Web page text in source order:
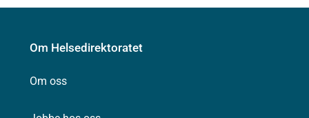
Om Helsedirektoratet
Om oss